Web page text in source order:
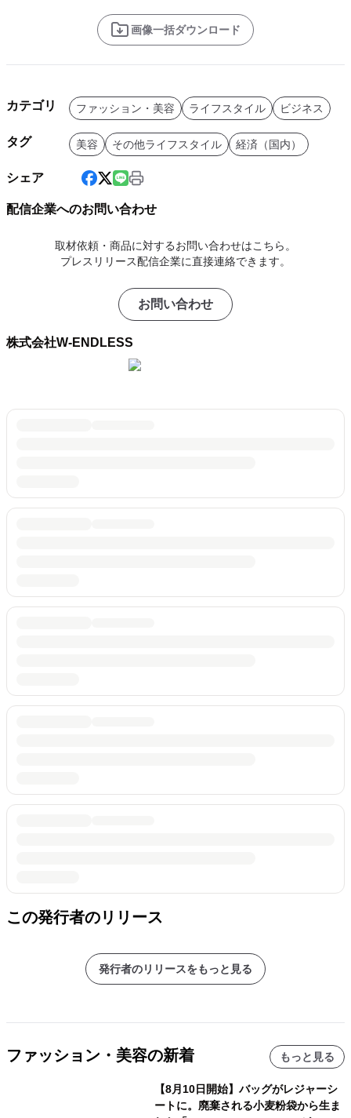
画像一括ダウンロード
カテゴリ ファッション・美容 ライフスタイル ビジネス
タグ 美容 その他ライフスタイル 経済（国内）
シェア
配信企業へのお問い合わせ
取材依頼・商品に対するお問い合わせはこちら。
プレスリリース配信企業に直接連絡できます。
お問い合わせ
株式会社W-ENDLESS
この発行者のリリース
発行者のリリースをもっと見る
ファッション・美容の新着 もっと見る
【8月10日開始】バッグがレジャーシ
ートに。廃棄される小麦粉袋から生ま